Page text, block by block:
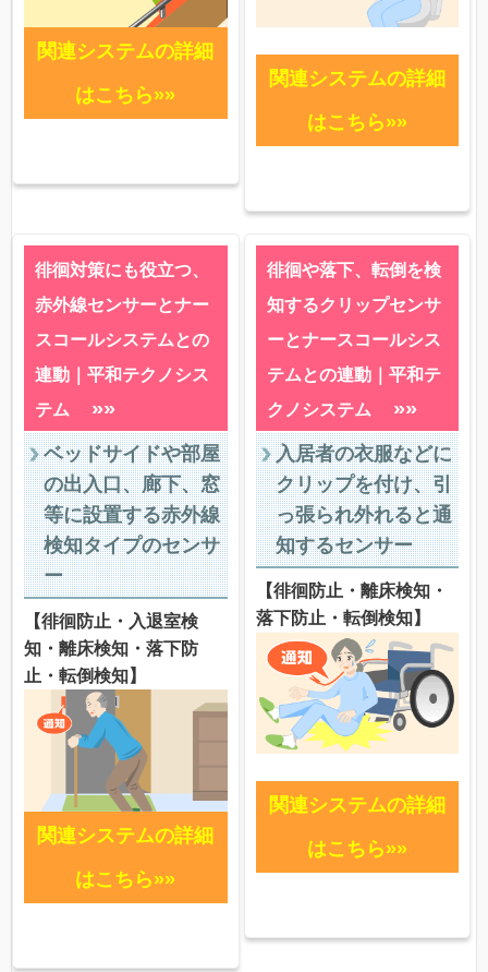
関連システムの詳細
はこちら»»
関連システムの詳細
はこちら»»
徘徊対策にも役立つ、
赤外線センサーとナー
スコールシステムとの
連動｜平和テクノシス
テム
»»
ベッドサイドや部屋
の出入口、廊下、窓
等に設置する赤外線
検知タイプのセンサ
ー
【徘徊防止・入退室検
知・離床検知・落下防
止・転倒検知】
関連システムの詳細
はこちら»»
徘徊や落下、転倒を検
知するクリップセンサ
ーとナースコールシス
テムとの連動｜平和テ
クノシステム
»»
入居者の衣服などに
クリップを付け、引
っ張られ外れると通
知するセンサー
【徘徊防止・離床検知・
落下防止・転倒検知】
関連システムの詳細
はこちら»»